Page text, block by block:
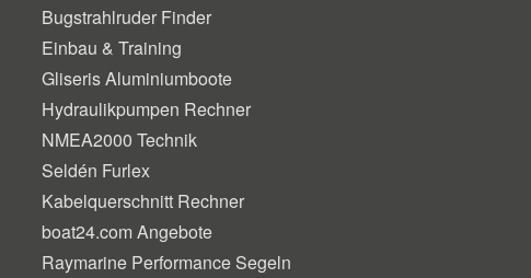
Bugstrahlruder Finder
Einbau & Training
Gliseris Aluminiumboote
Hydraulikpumpen Rechner
NMEA2000 Technik
Seldén Furlex
Kabelquerschnitt Rechner
boat24.com Angebote
Raymarine Performance Segeln